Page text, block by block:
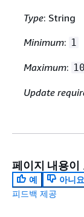
Type: String
Minimum: 1
Maximum:
Update
페이지 내용이
예
아니요
피드백 제공